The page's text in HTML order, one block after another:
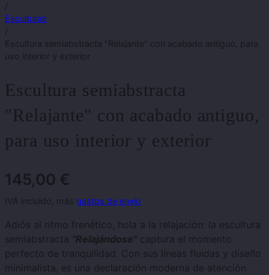
/
Esculturas
/
Escultura semiabstracta "Relajante" con acabado antiguo, para
uso interior y exterior
Escultura semiabstracta
"Relajante" con acabado antiguo,
para uso interior y exterior
145,00 €
IVA incluido, más gastos de envío
Adiós al ritmo frenético, hola a la relajación: la escultura
semiabstracta "Relajándose" captura el momento
perfecto de tranquilidad. Con sus líneas fluidas y diseño
minimalista, es una declaración moderna de atención